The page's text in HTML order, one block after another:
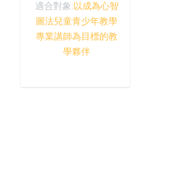
適合對象:以成為心智
圖法兒童青少年教學
專業講師為目標的教
學夥伴